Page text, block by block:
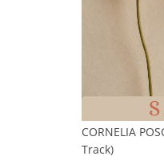
CORNELIA
Track)